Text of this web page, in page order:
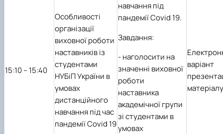
15:10 – 15:40
Особливості
організації
виховної роботи
наставників із
студентами
НУБіП України в
умовах
дистанційного
навчання під час
пандеміїCovid 19
навчання під
пандеміїCovid 19.
Завдання:
-наголосити на
значенні виховної
роботи
наставника
академічної групи
зі студентами в
умовах
варіант
матеріалу